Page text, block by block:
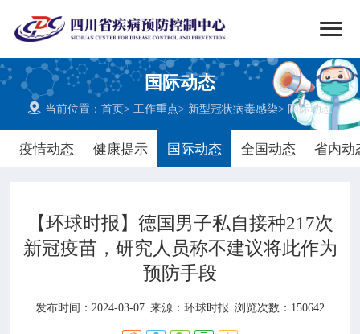

国际动态
 当前位置：首页>工作重点> 新型冠状病毒感染> 国际动态
疫情动态 健康提示 国际动态 全国动态 省内动

网站首页
中心概况 
新闻动态 
【环球时报】德国男子私自接种217次
新冠疫苗，研究人员称不建议将此作为
预防手段
发布时间：2024-03-07 来源： 环球时报 浏览次数：150642